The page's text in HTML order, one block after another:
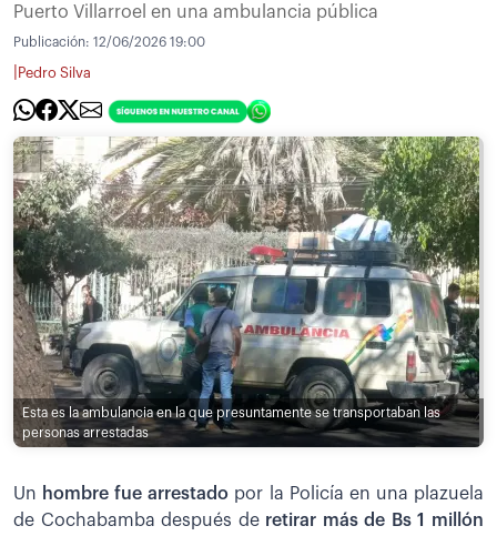
Puerto Villarroel en una ambulancia pública
Publicación: 12/06/2026 19:00
Pedro Silva
Esta es la ambulancia en la que presuntamente se transportaban las
personas arrestadas
Un hombre fue arrestado por la Policía en una plazuela
de Cochabamba después de retirar más de Bs 1 millón